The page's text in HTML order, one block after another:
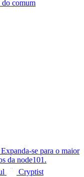
do comum
Expanda-se para o maior
da node101.
Cryptist